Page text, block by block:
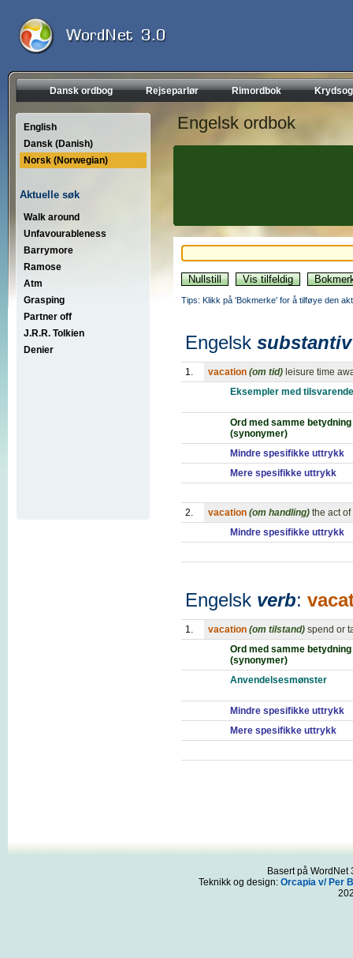
Dansk ordbog Rejseparlør Rimordbok
English
Dansk (Danish)
Norsk (Norwegian)
Aktuelle søk
Walk around
Unfavourableness
Barrymore
Ramose
Atm
Grasping
Partner off
J.R.R. Tolkien
Denier
Engelsk ordbok
Tips: Klikk på 'Bokmerke' for å tilføye den
Engelsk substantiv
1. vacation (om tid) leisure time
Eksempler med
Ord med samme betydning
(synonymer)
Mindre spesifikke uttrykk
Mere spesifikke uttrykk
2. vacation (om handling) the act
Mindre spesifikke uttrykk
Engelsk verb:
1. vacation (om tilstand) spend or
Ord med samme betydning
(synonymer)
Anvendelsesmønster
Mindre spesifikke uttrykk
Mere spesifikke uttrykk
Basert på
Teknikk og design: Orcapia v/ Per